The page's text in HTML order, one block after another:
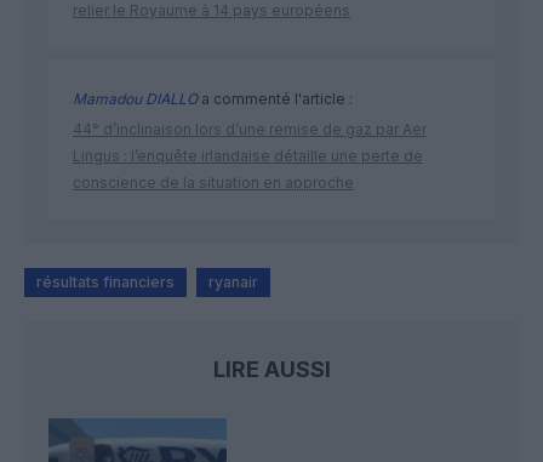
relier le Royaume à 14 pays européens
Mamadou DIALLOa commenté l'article :
44° d’inclinaison lors d’une remise de gaz par Aer
Lingus : l’enquête irlandaise détaille une perte de
conscience de la situation en approche
résultats financiers ryanair
LIRE AUSSI